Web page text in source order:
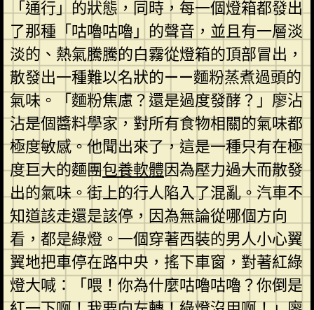
「通行」的狀態，同時，每一個燈箱都發出
了那種「咕嚕咕嚕」的聲音，並且有一層淡
淡的、熱氣騰騰的白霧從燈箱的頂部冒出，
散發出一種難以名狀的——麵粉蒸煮過頭的
氣味。「麵粉焦慮？還是過度發酵？」廖沾
沾是個醬料學家，對所有食物相關的氣味都
極度敏感。他聞出來了，這是一種只有在極
度巨大的麵團包養軟體因為壓力過大而散發
出的氣味。街上的行人陷入了混亂。汽車不
知道該走還是該停，因為無論從哪個方向
看，都是綠燈。一個穿著西裝的男人小心翼
翼地把車停在路中央，搖下車窗，對著紅綠
燈大喊：「喂！你為什麼咕嚕咕嚕？你倒是